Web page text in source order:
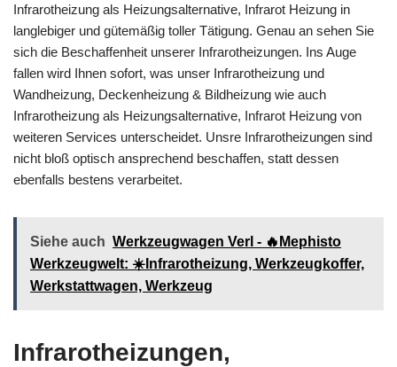
Infrarotheizung als Heizungsalternative, Infrarot Heizung in
langlebiger und gütemäßig toller Tätigung. Genau an sehen Sie
sich die Beschaffenheit unserer Infrarotheizungen. Ins Auge
fallen wird Ihnen sofort, was unser Infrarotheizung und
Wandheizung, Deckenheizung & Bildheizung wie auch
Infrarotheizung als Heizungsalternative, Infrarot Heizung von
weiteren Services unterscheidet. Unsre Infrarotheizungen sind
nicht bloß optisch ansprechend beschaffen, statt dessen
ebenfalls bestens verarbeitet.
Siehe auch Werkzeugwagen Verl - 🔥Mephisto
Werkzeugwelt: ☀️Infrarotheizung, Werkzeugkoffer,
Werkstattwagen, Werkzeug
Infrarotheizungen,